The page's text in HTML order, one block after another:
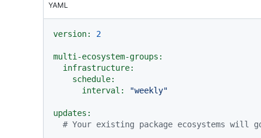
YAML
version: 2
multi-ecosystem-groups:
infrastructure:
schedule:
interval:
"weekly"
updates:
# Your existing package ecosystems will